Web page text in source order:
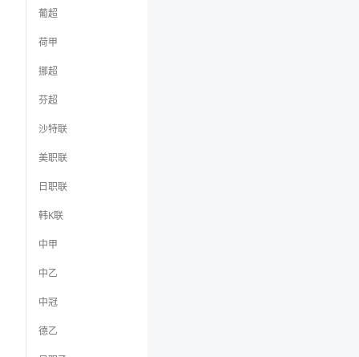
葡超
荷甲
挪超
芬超
沙特联
美职联
日职联
韩K联
中甲
中乙
中冠
德乙